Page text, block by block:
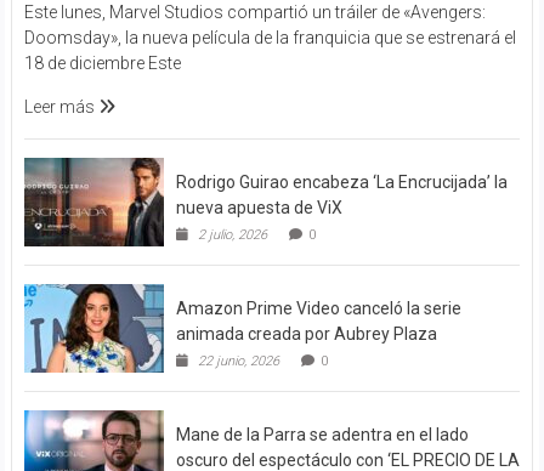
Este lunes, Marvel Studios compartió un tráiler de «Avengers:
Doomsday», la nueva película de la franquicia que se estrenará el
18 de diciembre Este
Leer más
Rodrigo Guirao encabeza ‘La Encrucijada’ la
nueva apuesta de ViX
2 julio, 2026 0
Amazon Prime Video canceló la serie
animada creada por Aubrey Plaza
22 junio, 2026 0
Mane de la Parra se adentra en el lado
oscuro del espectáculo con ‘EL PRECIO DE LA